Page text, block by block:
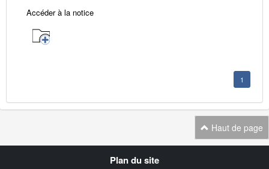
Accéder à la notice
1
Haut de page
Plan du site